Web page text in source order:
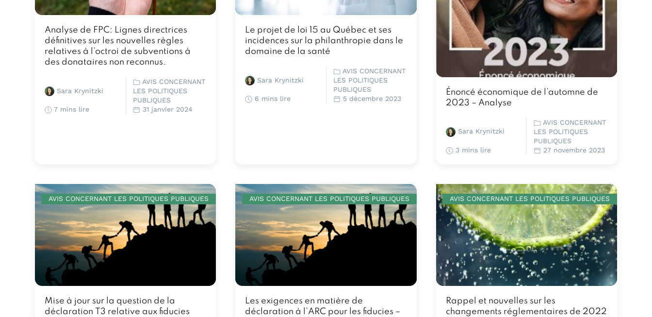
Analyse de FPC: Lignes directrices
définitives sur les nouvelles règles
relatives à l’octroi de subventions à
des donataires non reconnus.
Sara Krynitzki
AVIS CONCERNANT
LES POLITIQUES
PUBLIQUES
7 mins lire
31 janvier 2024
Le projet de loi 15 au Québec et ses
incidences sur la philanthropie dans le
domaine de la santé
Sara Krynitzki
AVIS CONCERNANT
LES POLITIQUES
PUBLIQUES
6 mins lire
5 décembre 2023
Énoncé économique de l’automne de
2023 – Analyse
Sara Krynitzki
AVIS CONCERNANT
LES POLITIQUES
PUBLIQUES
3 mins lire
27 novembre 2023
AVIS CONCERNANT LES POLITIQUES PUBLIQUES
Mise à jour sur la question de la
déclaration T3 relative aux fiducies
AVIS CONCERNANT LES POLITIQUES PUBLIQUES
Les exigences en matière de
déclaration à l’ARC pour les fiducies –
AVIS CONCERNANT LES POLITIQUES PUBLIQUES
Rappel et nouvelles sur les
changements réglementaires de 2022